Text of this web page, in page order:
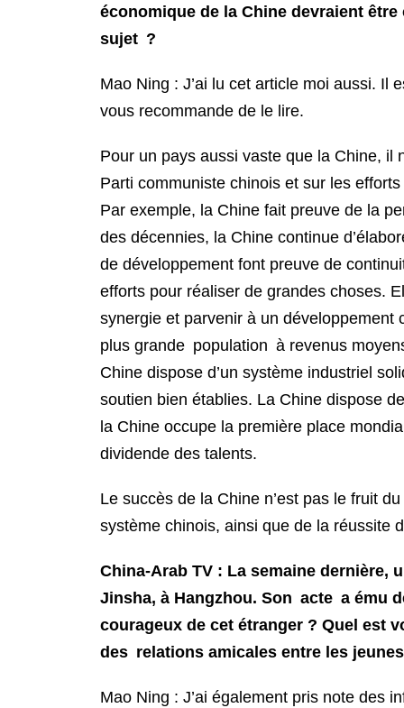
économique de la Chine devraient
sujet ?
Mao Ning : J’ai lu cet article moi aussi.
vous recommande de le lire.
Pour un pays aussi vaste que la Chine, il
Parti communiste chinois et sur les
Par exemple, la Chine fait preuve de la
des décennies, la Chine continue
de développement font preuve de
efforts pour réaliser de grandes choses.
synergie et parvenir à un développement
plus grande population à revenus
Chine dispose d’un système industriel
soutien bien établies. La Chine dispose
la Chine occupe la première place
dividende des talents.
Le succès de la Chine n’est pas le fruit
système chinois, ainsi que de la réussite
China-Arab TV : La semaine dernière,
Jinsha, à Hangzhou. Son acte a ému
courageux de cet étranger ? Quel est
des relations amicales entre les
Mao Ning : J’ai également pris note des